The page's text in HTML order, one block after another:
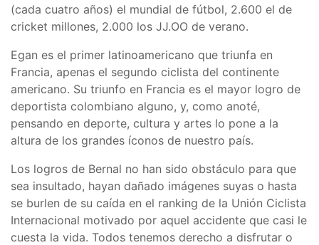
(cada cuatro años) el mundial de fútbol, 2.600 el de
cricket millones, 2.000 los JJ.OO de verano.
Egan es el primer latinoamericano que triunfa en
Francia, apenas el segundo ciclista del continente
americano. Su triunfo en Francia es el mayor logro de
deportista colombiano alguno, y, como anoté,
pensando en deporte, cultura y artes lo pone a la
altura de los grandes íconos de nuestro país.
Los logros de Bernal no han sido obstáculo para que
sea insultado, hayan dañado imágenes suyas o hasta
se burlen de su caída en el ranking de la Unión Ciclista
Internacional motivado por aquel accidente que casi le
cuesta la vida. Todos tenemos derecho a disfrutar o